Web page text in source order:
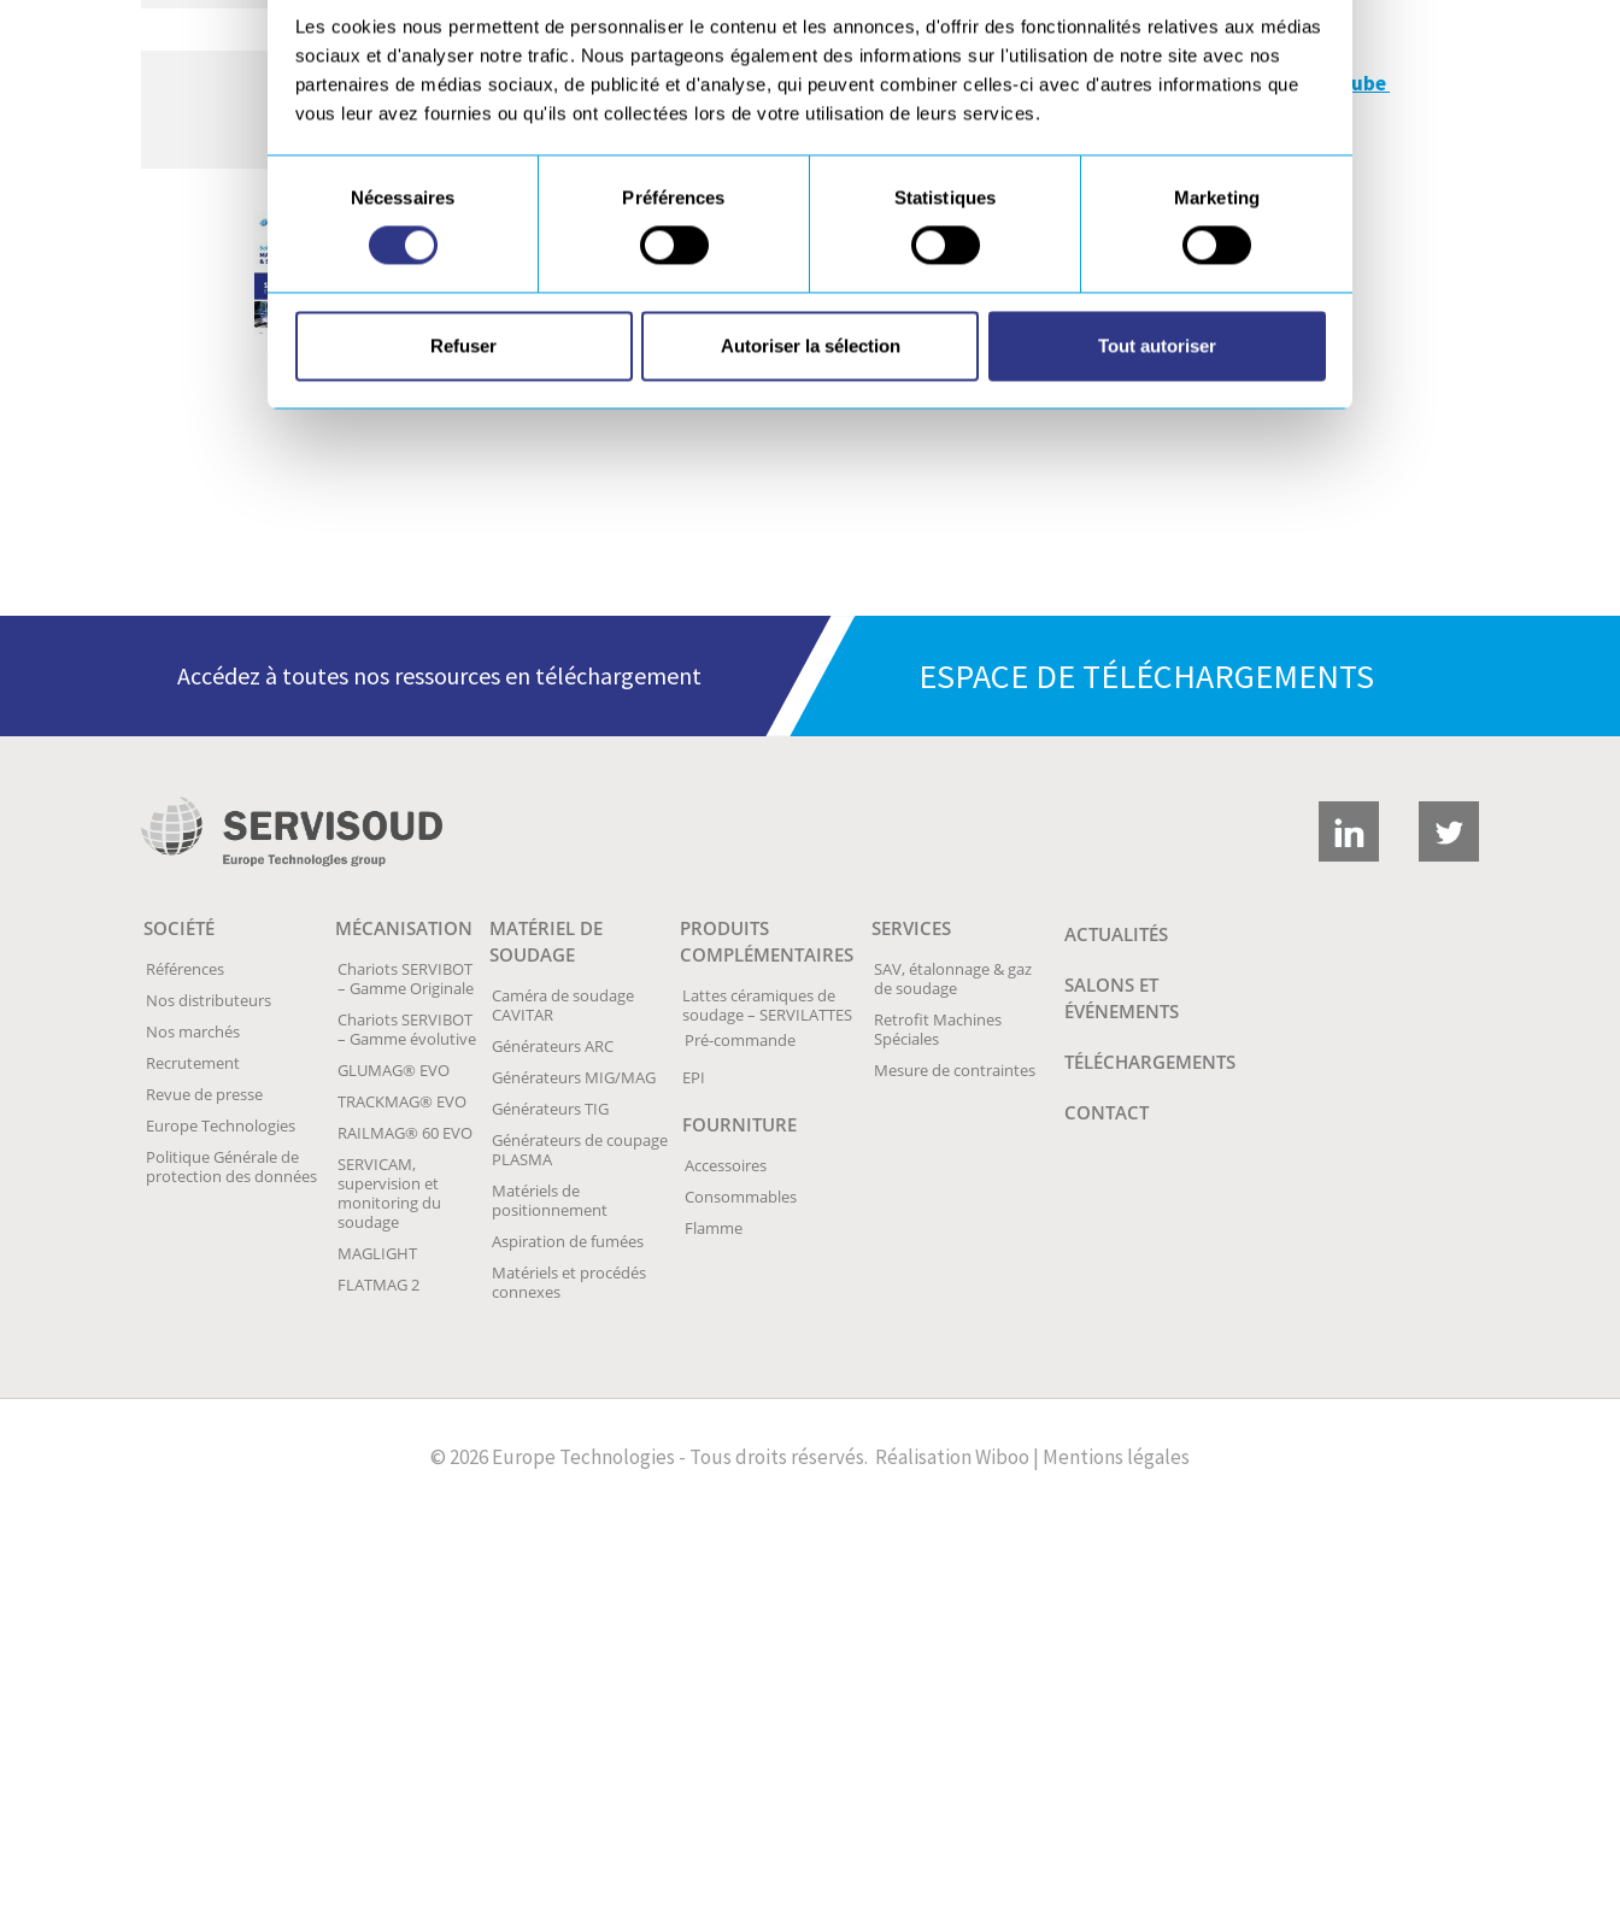
Les cookies nous permettent de personnaliser le contenu et les annonces, d'offrir des fonctionnalités relatives aux médias
sociaux et d'analyser notre trafic. Nous partageons également des informations sur l'utilisation de notre site avec nos
partenaires de médias sociaux, de publicité et d'analyse, qui peuvent combiner celles-ci avec d'autres informations que
vous leur avez fournies ou qu'ils ont collectées lors de votre utilisation de leurs services.
consentement
Nécessaires Préférences Statistiques Marketing
Refuser Autoriser la sélection Tout autoriser
Location, Lattes Céramiques, Torches De Soudage
Cabine de sécurité laser – LC
Télécharger !
Plus d’applications sur notre chaîne Youtube
Accédez à toutes nos ressources en téléchargement ESPACE DE TÉLÉCHARGEMENTS
SOCIÉTÉ
Références
Nos distributeurs
Nos marchés
Recrutement
Revue de presse
Europe Technologies
Politique Générale de
protection des données
MÉCANISATION
Chariots SERVIBOT
– Gamme Originale
Chariots SERVIBOT
– Gamme évolutive
GLUMAG® EVO
TRACKMAG® EVO
RAILMAG® 60 EVO
SERVICAM,
supervision et
monitoring du
soudage
MAGLIGHT
FLATMAG 2
MATÉRIEL DE
SOUDAGE
Caméra de soudage
CAVITAR
Générateurs ARC
Générateurs MIG/MAG
Générateurs TIG
Générateurs de coupage
PLASMA
Matériels de
positionnement
Aspiration de fumées
Matériels et procédés
connexes
PRODUITS
COMPLÉMENTAIRES
Lattes céramiques de
soudage – SERVILATTES
Pré-commande
EPI
FOURNITURE
Accessoires
Consommables
Flamme
SERVICES
SAV, étalonnage & gaz
de soudage
Retrofit Machines
Spéciales
Mesure de contraintes
ACTUALITÉS
SALONS ET
ÉVÉNEMENTS
TÉLÉCHARGEMENTS
CONTACT
© 2026 Europe Technologies - Tous droits réservés. RéalisationWiboo | Mentions légales